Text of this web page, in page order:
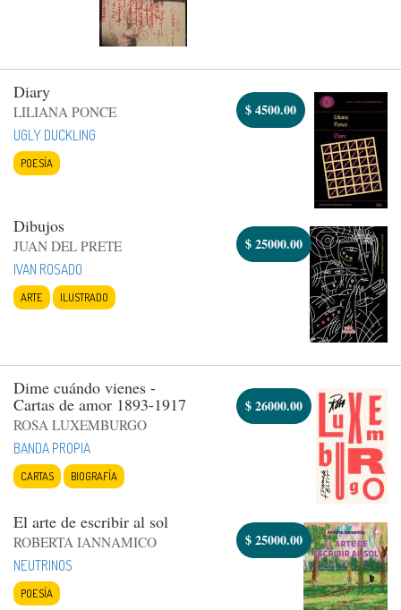
Diary
LILIANA PONCE
UGLY DUCKLING
POESÍA
$4500.00
Dibujos
JUAN DEL PRETE
IVAN ROSADO
ARTE ILUSTRADO
$25000.00
Dime cuándo vienes -
Cartas de amor 1893-1917
ROSA LUXEMBURGO
BANDA PROPIA
CARTAS BIOGRAFÍA
$26000.00
El arte de escribir al sol
ROBERTA IANNAMICO
NEUTRINOS
POESÍA
$25000.00